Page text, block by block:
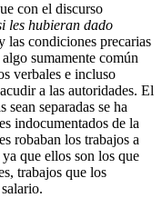
con el discurso
les hubieran dado
las condiciones precarias
sumamente común
verbales e incluso
a las autoridades. El
separadas se ha
indocumentados de la
robaban los trabajos a
que ellos son los que
trabajos que los